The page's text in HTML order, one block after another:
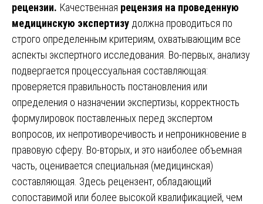
рецензии. Качественная рецензия на проведенную
медицинскую экспертизу должна проводиться по
строго определенным критериям, охватывающим все
аспекты экспертного исследования. Во-первых, анализу
подвергается процессуальная составляющая:
проверяется правильность постановления или
определения о назначении экспертизы, корректность
формулировок поставленных перед экспертом
вопросов, их непротиворечивость и непроникновение в
правовую сферу. Во-вторых, и это наиболее объемная
часть, оценивается специальная (медицинская)
составляющая. Здесь рецензент, обладающий
сопоставимой или более высокой квалификацией, чем